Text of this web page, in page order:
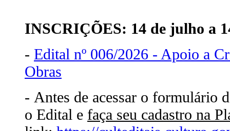
INSCRIÇÕES: 14 de julho a
- Edital nº 006/2026 - Apoio a
Obras
- Antes de acessar o formulário
o Edital e faça seu cadastro na